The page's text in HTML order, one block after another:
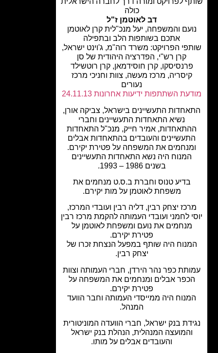
דב לאוטמן ז"ל
והמשפחה, יעל מנכ"לית קרן לאוטמן
אתכם בשותפות הלב ובתפילה
הפרויקט: משרד רוה"מ, ג'וינט ישראל,
קרן רש"י, הפדרציה היהודית של סן
פרנסיסקו, קרן חוסידמאן, קרן רוטשילד
קיסריה, מרכז מעשה, צוות וחניכי מרכז
השתתפות ידיעות אחרונות 24.11.13
התעשיינים בישראל, צביקה אורן,
נשיא התאחדות התעשיינים וחברי
אמיר חייק, מנכ"ל התאחדות
והעובדים בהתאחדות אבלים
את המשפחה על פטירת יקירם.
המנוח היה נשא התאחדות התעשיינים
בדיע טנוס וחברת ב.ס.ט מנחמים את
משפחת לאוטמן על מות יקירם.
יצחק רבין, דליה רבין ועובדי המרכז,
לחמני ועובדי העמותה להקמת מרכז רבין
מנחמים את נועם ומשפחת לאוטמן על
פטירת יקירם.
היה שותף במפעל הנצחת זכרו של
יצחק רבין.
כפר נהר הירדן, חברי העמותה וצוות
אבלים ומנחמים את המשפחה על
פטירת יקירם.
היה ממייסדי העמותה וחבר הוועד
בנק ישראל, חברי הוועדה המוניטורית
והמועצה המנהלית, הנהלת בנק ישראל
והעובדים אבלים על מותו.